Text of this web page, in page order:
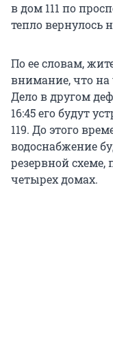
в дом 111 по
тепло вернулось
По ее словам,
внимание, что на
Дело в другом
16:45 его будут
119. До этого
водоснабжение
резервной
четырех домах.